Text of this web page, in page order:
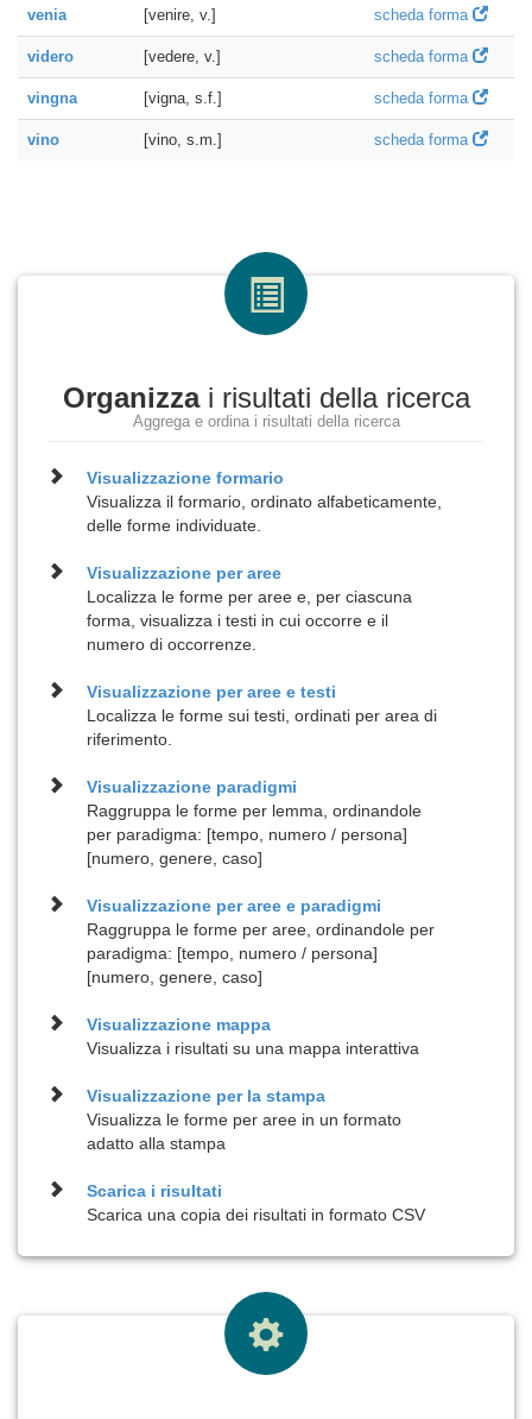
venia [venire, v.] scheda forma
videro [vedere, v.] scheda forma
vingna [vigna, s.f.] scheda forma
vino [vino, s.m.] scheda forma
Organizzai risultati della ricerca
Aggrega e ordina i risultati della ricerca
Visualizzazioneformario
Visualizza il formario, ordinato alfabeticamente,
delle forme individuate.
Visualizzazione peraree
Localizza le forme per aree e, per ciascuna
forma, visualizza i testi in cui occorre e il
numero di occorrenze.
Visualizzazione peraree e testi
Localizza le forme sui testi, ordinati per area di
riferimento.
Visualizzazione paradigmi
Raggruppa le forme per lemma, ordinandole
per paradigma: [tempo, numero / persona]
[numero, genere, caso]
Visualizzazione peraree e paradigmi
Raggruppa le forme per aree, ordinandole per
paradigma: [tempo, numero / persona]
[numero, genere, caso]
Visualizzazione mappa
Visualizza i risultati su una mappa interattiva
Visualizzazione per lastampa
Visualizza le forme per aree in un formato
adatto alla stampa
Scarica i risultati
Scarica una copia dei risultati in formato CSV